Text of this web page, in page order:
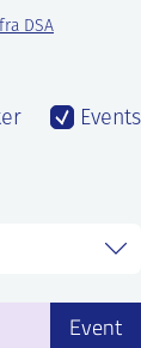
DSA
Events
Event